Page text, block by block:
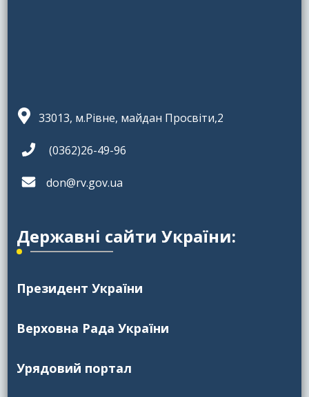
33013, м.Рівне, майдан Просвіти,2
(0362)26-49-96
don@rv.gov.ua
Державні сайти України:
Президент України
Верховна Рада України
Урядовий портал